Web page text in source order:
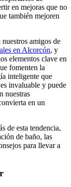
en mejoras que no
también mejoren
amigos de
en Alcorcón, y
elementos clave en
fomenten la
inteligente que
invaluable y puede
nuestras
en un
de esta tendencia,
de baño, las
para llevar a